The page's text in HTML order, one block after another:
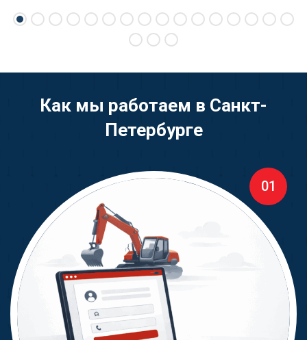
Как мы работаем в Санкт-
Петербурге
01